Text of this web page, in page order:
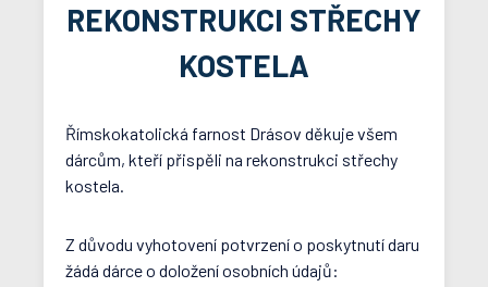
REKONSTRUKCI STŘECHY
KOSTELA
Římskokatolická farnost Drásov děkuje všem
dárcům, kteří přispěli na rekonstrukci střechy
kostela.
Z důvodu vyhotovení potvrzení o poskytnutí daru
žádá dárce o doložení osobních údajů: